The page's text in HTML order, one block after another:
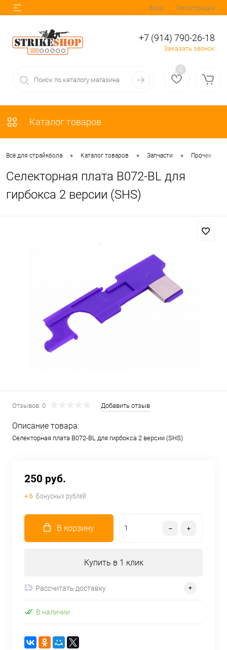
Вход Регистрация
+7 (914) 790-26-18
Заказать звонок
0
Каталог товаров
Всё для страйкбола • Каталог товаров • Запчасти • Прочее
Селекторная плата B072-BL для
гирбокса 2 версии (SHS)
Отзывов: 0 Добавить отзыв
Описание товара:
Селекторная плата B072-BL для гирбокса 2 версии (SHS)
250 руб.
+ 6 Бонусных рублей
В корзину
Купить в 1 клик
Рассчитать доставку
В наличии